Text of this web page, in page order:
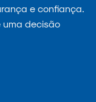
e confiança.
uma decisão